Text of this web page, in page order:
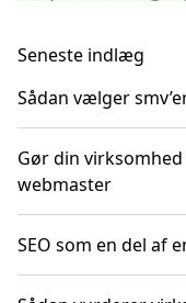
Seneste indlæg
Sådan vælger
Gør din
webmaster
SEO som en del af